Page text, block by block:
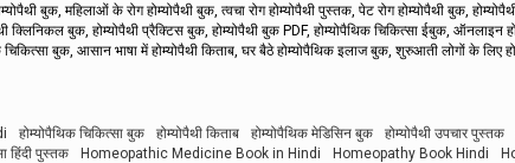
बुक, महिलाओं के रोग होम्योपैथी बुक, त्वचा रोग होम्योपैथी पुस्तक, पेट रोग होम्योपैथी बुक,
क्लिनिकल बुक, होम्योपैथी प्रैक्टिस बुक, होम्योपैथी बुक PDF, होम्योपैथिक चिकित्सा ईबुक, ऑनलाइन
चिकित्सा बुक, आसान भाषा में होम्योपैथी किताब, घर बैठे होम्योपैथिक इलाज बुक, शुरुआती लोगों के लिए
होम्योपैथिक चिकित्सा बुक होम्योपैथी किताब होम्योपैथिक मेडिसिन बुक होम्योपैथी उपचार पुस्तक
हिंदी पुस्तक Homeopathic Medicine Book in Hindi Homeopathy Book Hindi